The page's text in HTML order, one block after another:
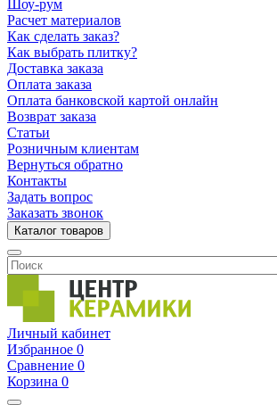
Шоу-рум
Расчет материалов
Как сделать заказ?
Как выбрать плитку?
Доставка заказа
Оплата заказа
Оплата банковской картой онлайн
Возврат заказа
Статьи
Розничным клиентам
Вернуться обратно
Контакты
Задать вопрос
Заказать звонок
Каталог товаров
Личный кабинет
Избранное 0
Сравнение 0
Корзина 0